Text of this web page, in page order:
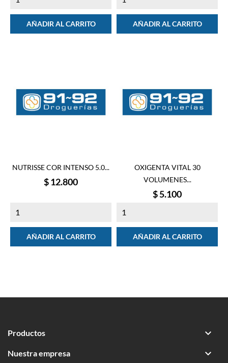
AÑADIR AL CARRITO AÑADIR AL CARRITO
NUTRISSE COR INTENSO 5.0...
Precio
$ 12.800
AÑADIR AL CARRITO
OXIGENTA VITAL 30
VOLUMENES...
Precio
$ 5.100
AÑADIR AL CARRITO
Productos 
Nuestra empresa 